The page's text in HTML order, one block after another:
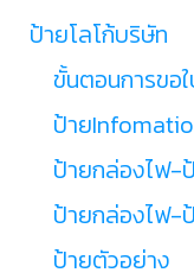
ป้ายโลโก้บริษัท
ขั้นตอนการขอ
ป้าย
ป้ายกล่องไฟ-
ป้ายกล่องไฟ-
ป้ายตัวอย่าง